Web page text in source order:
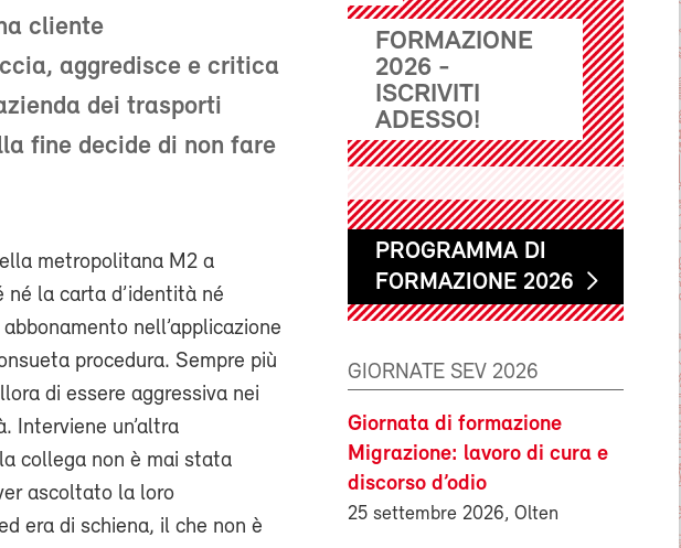
cliente
aggredisce e critica
dei trasporti
fine decide di non fare
metropolitana M2 a
né la carta d’identità né
nell’applicazione
procedura. Sempre più
di essere aggressiva nei
Interviene un’altra
collega non è mai stata
ascoltato la loro
era di schiena, il che non è
FORMAZIONE
2026 -
ISCRIVITI
ADESSO!
PROGRAMMA DI
FORMAZIONE 2026
GIORNATE SEV 2026
Giornata di formazione
Migrazione: lavoro di cura e
discorso d’odio
25 settembre 2026, Olten